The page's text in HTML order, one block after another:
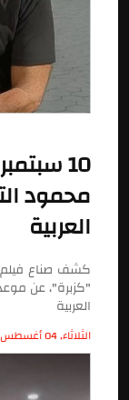
10
محمود
العربية
كشف صناع فيلم
"كزبرة"، عن
العربية
الثلاثاء, 04 أغسطس 2026 02:26 م